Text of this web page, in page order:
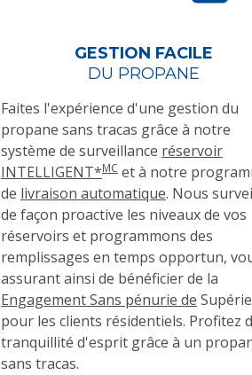
GESTION FACILE
DU PROPANE
Faites l'expérience d'une gestion du
propane sans tracas grâce à notre
système de surveillance réservoir
INTELLIGENT*MC et à notre
de livraison automatique. Nous
de façon proactive les niveaux de vos
réservoirs et programmons des
remplissages en temps opportun,
assurant ainsi de bénéficier de la
Engagement Sans pénurie de
pour les clients résidentiels. Profitez
tranquillité d'esprit grâce à un
sans tracas.